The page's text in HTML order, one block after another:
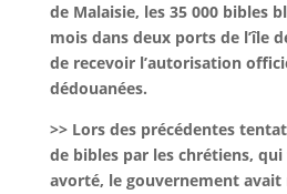
de Malaisie, les 35 000 bibles
mois dans deux ports de l’île
de recevoir l’autorisation
dédouanées.
>> Lors des précédentes
de bibles par les chrétiens,
avorté, le gouvernement avait